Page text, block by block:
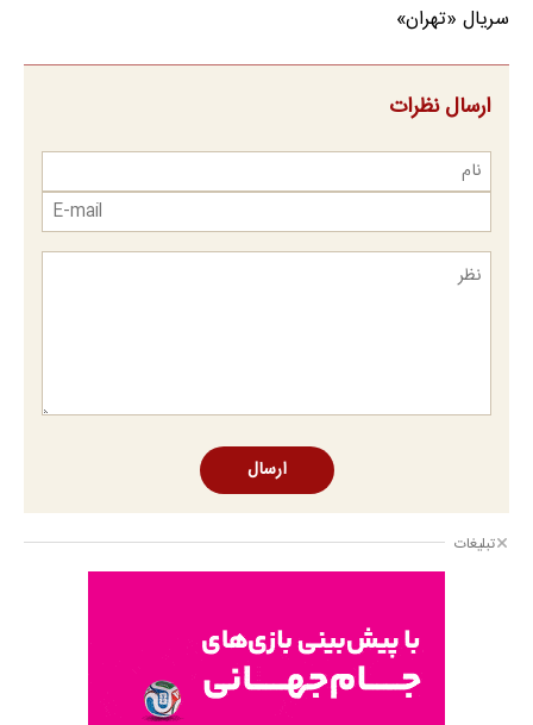
سریال «تهران»
ارسال نظرات
ارسال
تبلیغات